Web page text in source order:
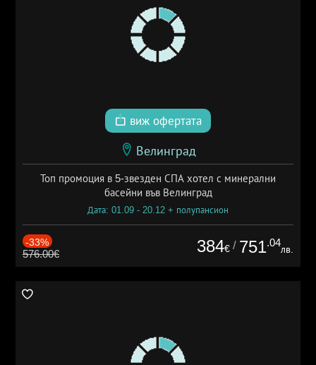
виж офертата
Велинград
Топ промоция в 5-звезден СПА хотел с минерални
басейни във Велинград
Дата: 01.09 - 20.12 + полупансион
-33%
576.00€ 384€ / 751.04
лв.